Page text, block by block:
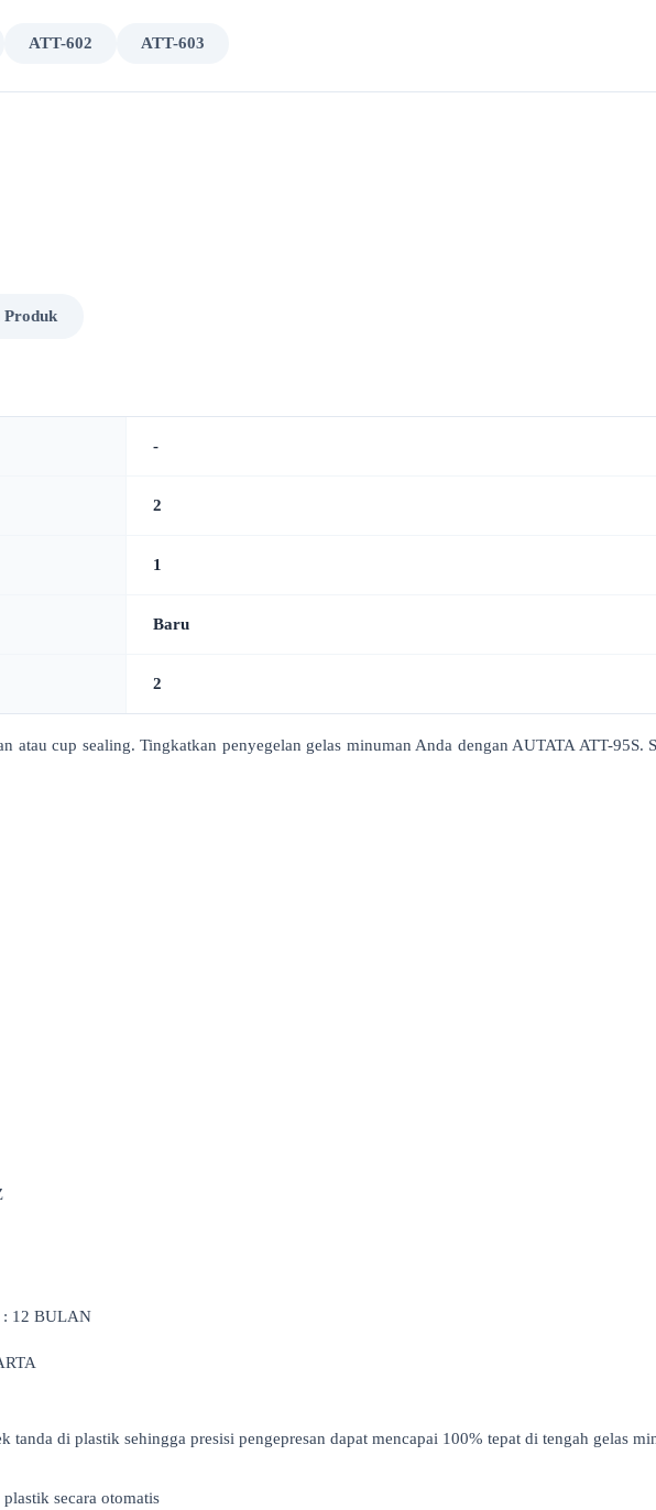
ATT-602 ATT-603
-
2
1
Baru
2
atau cup sealing. Tingkatkan penyegelan gelas minuman Anda dengan AUTATA ATT-
: 12 BULAN
tanda di plastik sehingga presisi pengepresan dapat mencapai 100% tepat di tengah gelas
secara otomatis